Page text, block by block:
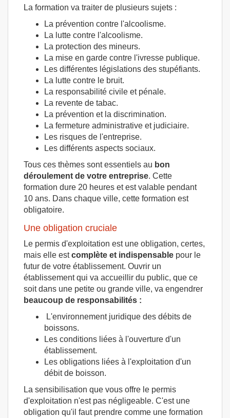
La formation va traiter de plusieurs sujets :
La prévention contre l'alcoolisme.
La lutte contre l'alcoolisme.
La protection des mineurs.
La mise en garde contre l'ivresse publique.
Les différentes législations des stupéfiants.
La lutte contre le bruit.
La responsabilité civile et pénale.
La revente de tabac.
La prévention et la discrimination.
La fermeture administrative et judiciaire.
Les risques de l'entreprise.
Les différents aspects sociaux.
Tous ces thèmes sont essentiels au bon
déroulement de votre entreprise. Cette
formation dure 20 heures et est valable pendant
10 ans. Dans chaque ville, cette formation est
obligatoire.
Une obligation cruciale
Le permis d'exploitation est une obligation, certes,
mais elle estcomplète et indispensable pour le
futur de votre établissement. Ouvrir un
établissement qui va accueillir du public, que ce
soit dans une petite ou grande ville, va engendrer
beaucoup de responsabilités :
L'environnement juridique des débits de
boissons.
Les conditions liées à l'ouverture d'un
établissement.
Les obligations liées à l'exploitation d'un
débit de boisson.
La sensibilisation que vous offre le permis
d'exploitation n'est pas négligeable. C'est une
obligation qu'il faut prendre comme une formation